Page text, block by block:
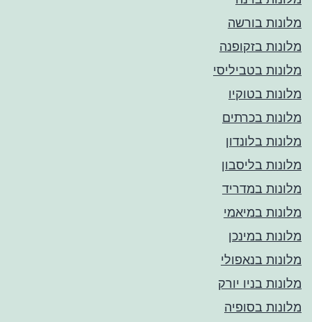
מלונות בורשה
מלונות בזקופנה
מלונות בטביליסי
מלונות בטוקיו
מלונות בכרתים
מלונות בלונדון
מלונות בליסבון
מלונות במדריד
מלונות במיאמי
מלונות במינכן
מלונות בנאפולי
מלונות בניו יורק
מלונות בסופיה